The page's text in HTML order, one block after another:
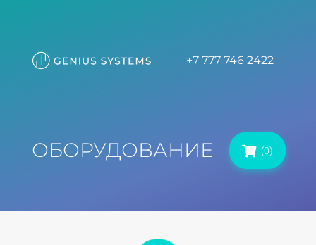
+7 777 746 2422
(0)
ОБОРУДОВАНИЕ